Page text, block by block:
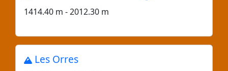
1414.40 m - 2012.30 m
Les Orres